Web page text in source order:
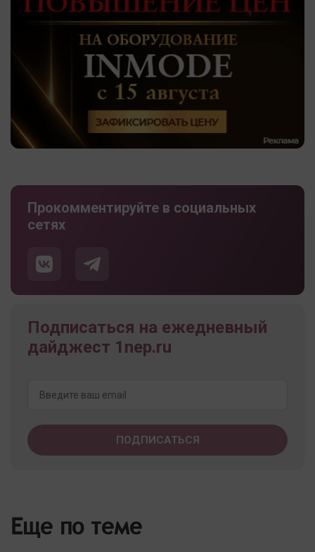
Прокомментируйте в социальных
сетях
Подписаться на ежедневный
дайджест 1nep.ru
Еще по теме